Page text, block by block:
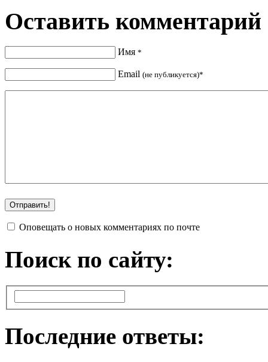
Оставить комментарий
Имя *
Email (не публикуется)*
Оповещать о новых комментариях по почте
Поиск по сайту:
Последние ответы: